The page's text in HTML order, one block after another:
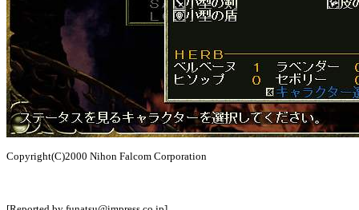
Copyright(C)2000 Nihon Falcom Corporation